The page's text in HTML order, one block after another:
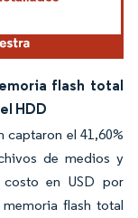
flash total
HDD
el 41,60%
de medios y
en USD por
flash total